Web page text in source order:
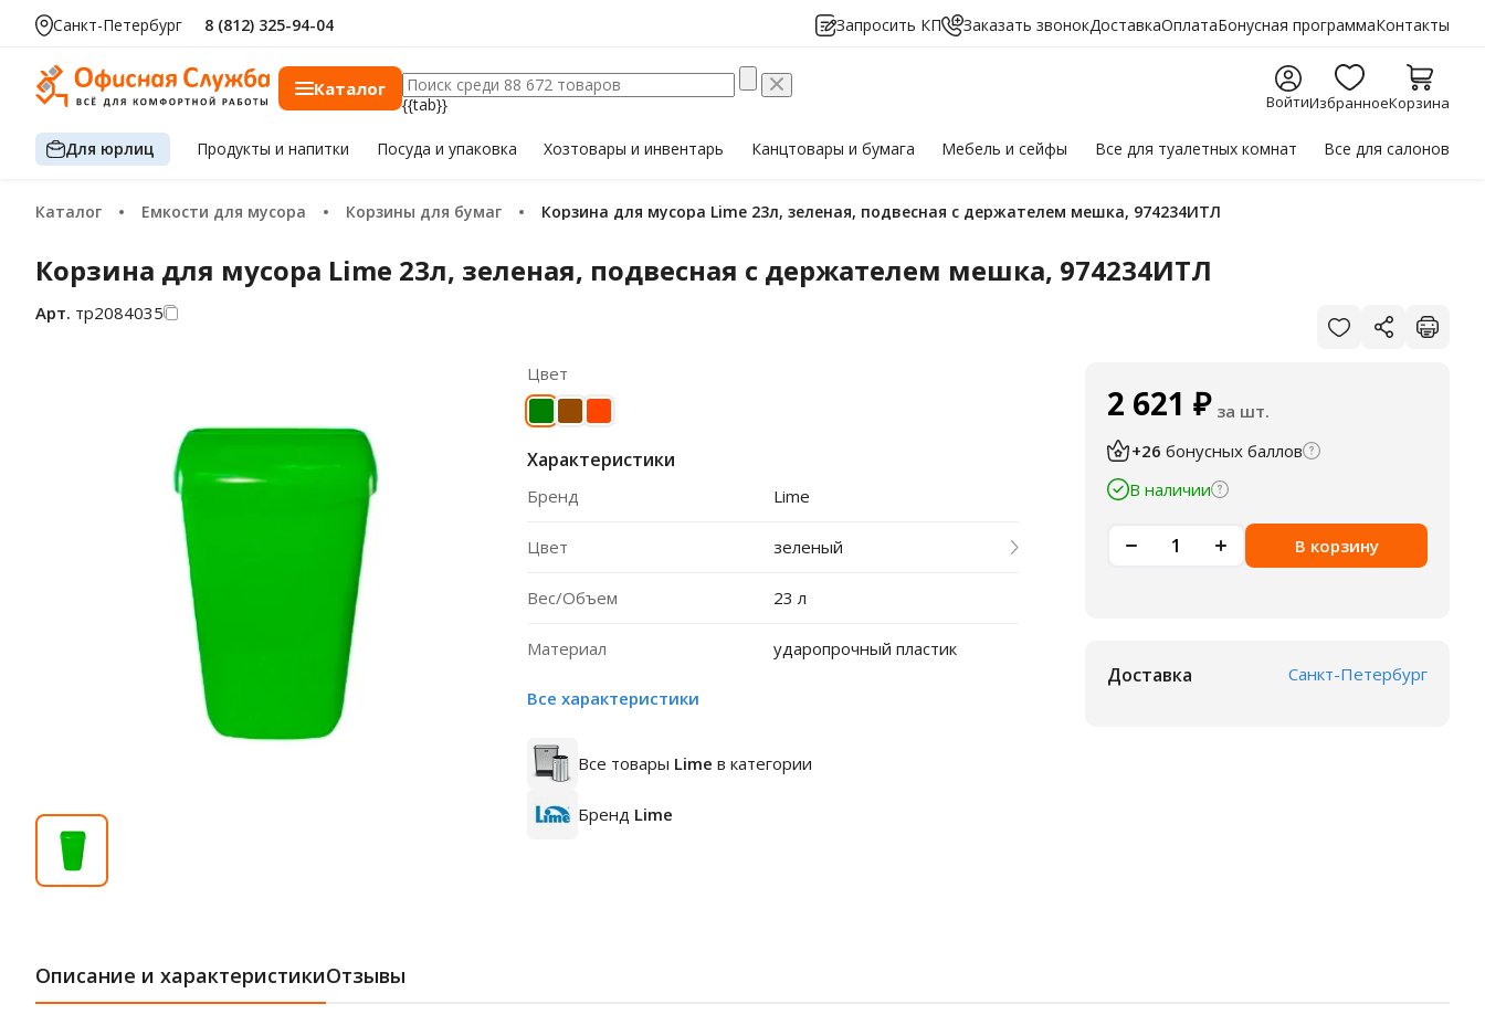
Санкт-Петербург 8 (812) 325-94-04 Запросить КП Заказать звонокДоставкаОплатаБонусная программаКонтакты
Каталог
{{tab}} ВойтиИзбранноеКорзина
Для юрлиц Продуктыи напитки Посуда и упаковка Хозтоварыи инвентарь Канцтовары и бумага Мебельи сейфы Все для туалетных комнат Все для салонов
Каталог Емкости для мусора Корзины для бумаг Корзина для мусора Lime 23л, зеленая, подвесная с держателем мешка, 974234ИТЛ
Корзина для мусора Lime 23л, зеленая, подвесная с держателем мешка, 974234ИТЛ
Арт. тр2084035
Цвет
Характеристики
Бренд Lime
Цвет зеленый
Вес/Объем 23 л
Материал ударопрочный пластик
Все характеристики
Все товары Lime в категории
Бренд Lime
2 621 ₽ за шт.
+26 бонусных баллов
В наличии
В корзину
Доставка Санкт-Петербург
Описание и характеристикиОтзывы